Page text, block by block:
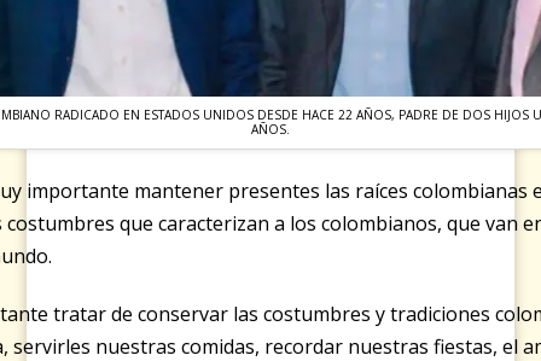
RADICADO EN ESTADOS UNIDOS DESDE HACE 22 AÑOS, PADRE DE DOS HIJOS
AÑOS.
importante mantener presentes las raíces colombianas
que caracterizan a los colombianos, que van
tratar de conservar las costumbres y tradiciones
servirles nuestras comidas, recordar nuestras fiestas, el